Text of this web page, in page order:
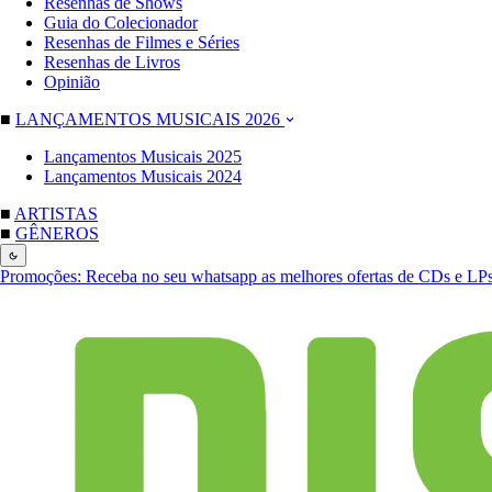
Guia do Colecionador
Resenhas de Filmes e Séries
Resenhas de Livros
Opinião
■ LANÇAMENTOS MUSICAIS 2026
Lançamentos Musicais 2025
Lançamentos Musicais 2024
■ ARTISTAS
■ GÊNEROS
Promoções: Receba no seu whatsapp as melhores ofertas de CDs e